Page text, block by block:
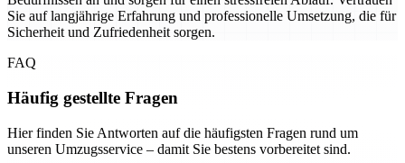
Sie auf langjährige Erfahrung und professionelle Umsetzung, die für
Sicherheit und Zufriedenheit sorgen.
FAQ
Häufig gestellte Fragen
Hier finden Sie Antworten auf die häufigsten Fragen rund um
unseren Umzugsservice – damit Sie bestens vorbereitet sind.